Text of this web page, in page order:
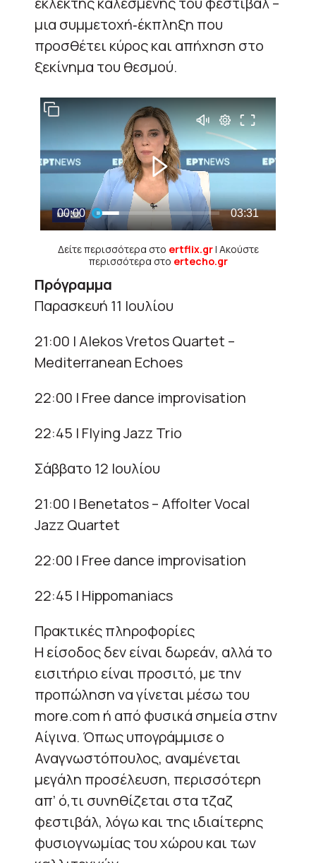
μια συμμετοχή‐έκπληξη που
προσθέτει κύρος και απήχηση στο
ξεκίνημα του θεσμού.
Δείτε περισσότερα στο ertflix.gr| Ακούστε
περισσότερα στο ertecho.gr
Πρόγραμμα
Παρασκευή 11 Ιουλίου
21:00 | Alekos Vretos Quartet –
Mediterranean Echoes
22:00 | Free dance improvisation
22:45 | Flying Jazz Trio
Σάββατο 12 Ιουλίου
21:00 | Benetatos – Affolter Vocal
Jazz Quartet
22:00 | Free dance improvisation
22:45 | Hippomaniacs
Πρακτικές πληροφορίες
Η είσοδος δεν είναι δωρεάν, αλλά το
εισιτήριο είναι προσιτό, με την
προπώληση να γίνεται μέσω του
more.com ή από φυσικά σημεία στην
Αίγινα. Όπως υπογράμμισε ο
Αναγνωστόπουλος, αναμένεται
μεγάλη προσέλευση, περισσότερη
απ’ ό,τι συνηθίζεται στα τζαζ
φεστιβάλ, λόγω και της ιδιαίτερης
φυσιογνωμίας του χώρου και των